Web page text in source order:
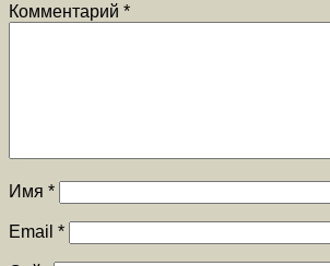
Комментарий *
Имя *
Email *